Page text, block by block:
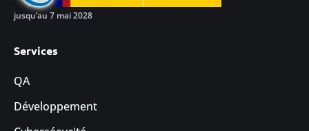
jusqu’au 7 mai 2028
Services
QA
Développement